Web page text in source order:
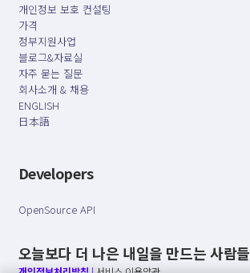
개인정보 보호 컨설팅
가격
정부지원사업
블로그&자료실
자주 묻는 질문
회사소개 & 채용
ENGLISH
日本語
Developers
OpenSource API
오늘보다 더 나은 내일을 만드는 사람들